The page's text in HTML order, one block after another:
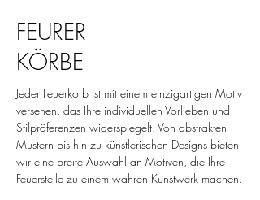
FEURER
KÖRBE
Jeder Feuerkorb ist mit einem einzigartigen Motiv
versehen, das Ihre individuellen Vorlieben und
Stilpräferenzen widerspiegelt. Von abstrakten
Mustern bis hin zu künstlerischen Designs bieten
wir eine breite Auswahl an Motiven, die Ihre
Feuerstelle zu einem wahren Kunstwerk machen.